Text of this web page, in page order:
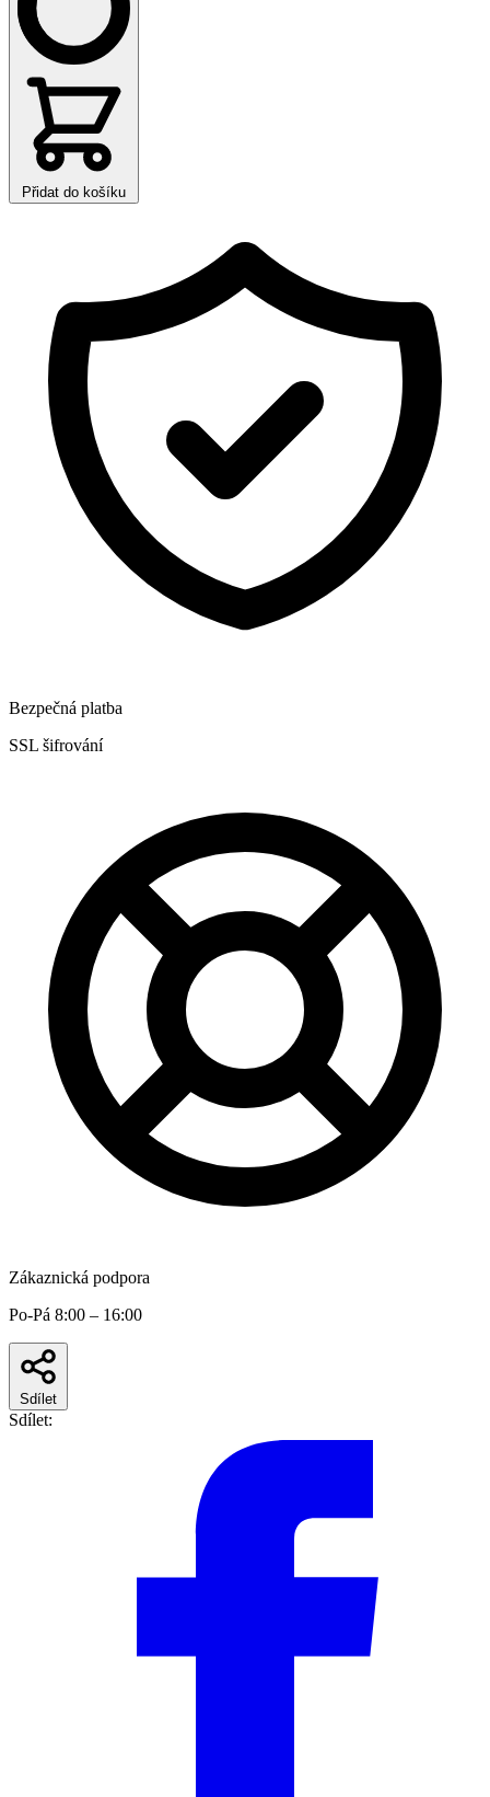
Přidat do košíku
Bezpečná platba
SSL šifrování
Zákaznická podpora
Po-Pá 8:00 – 16:00
Sdílet
Sdílet: